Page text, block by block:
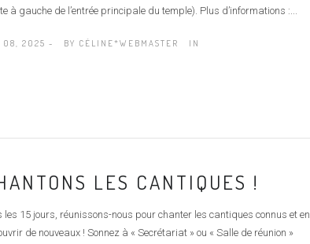
à gauche de l’entrée principale du temple). Plus d’informations :...
08, 2025 - BY CÉLINE*WEBMASTER IN
LES CANTIQUES !
les 15 jours, réunissons-nous pour chanter les cantiques connus et en
de nouveaux ! Sonnez à « Secrétariat » ou « Salle de réunion »